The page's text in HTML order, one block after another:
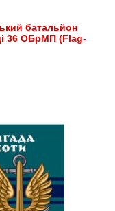
батальйон
36 ОБрМП (Flag-